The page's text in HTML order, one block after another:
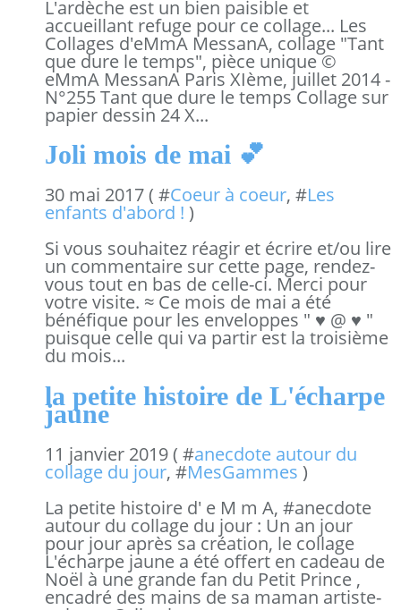
L'ardèche est un bien paisible et
accueillant refuge pour ce collage... Les
Collages d'eMmA MessanA, collage "Tant
que dure le temps", pièce unique ©
eMmA MessanA Paris XIème, juillet 2014 -
N°255 Tant que dure le temps Collage sur
papier dessin 24 X...
Joli mois de mai 💕
30 mai 2017 ( #Coeur à coeur, #Les
enfants d'abord ! )
Si vous souhaitez réagir et écrire et/ou lire
un commentaire sur cette page, rendez-
vous tout en bas de celle-ci. Merci pour
votre visite. ≈ Ce mois de mai a été
bénéfique pour les enveloppes " ♥ @ ♥ "
puisque celle qui va partir est la troisième
du mois...
la petite histoire de L'écharpe
jaune
11 janvier 2019 ( #anecdote autour du
collage du jour, #MesGammes )
La petite histoire d' e M m A, #anecdote
autour du collage du jour : Un an jour
pour jour après sa création, le collage
L'écharpe jaune a été offert en cadeau de
Noël à une grande fan du Petit Prince ,
encadré des mains de sa maman artiste-